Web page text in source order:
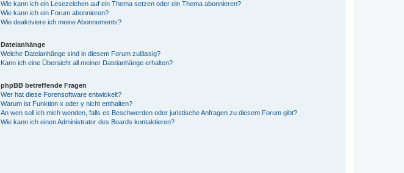
Wie kann ich ein Lesezeichen auf ein Thema setzen oder ein Thema abonnieren?
Wie kann ich ein Forum abonnieren?
Wie deaktiviere ich meine Abonnements?
Dateianhänge
Welche Dateianhänge sind in diesem Forum zulässig?
Kann ich eine Übersicht all meiner Dateianhänge erhalten?
phpBB betreffende Fragen
Wer hat diese Forensoftware entwickelt?
Warum ist Funktion x oder y nicht enthalten?
An wen soll ich mich wenden, falls es Beschwerden oder juristische Anfragen zu diesem Forum gibt?
Wie kann ich einen Administrator des Boards kontaktieren?